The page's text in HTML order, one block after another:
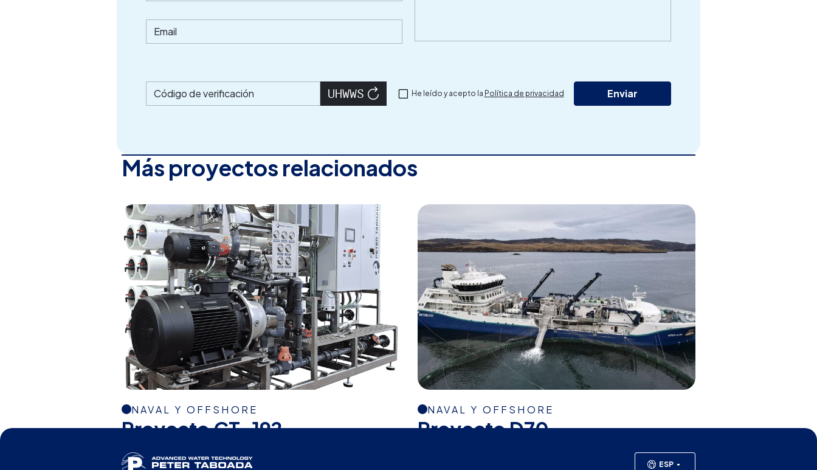
Email
Código de verificación He leído y acepto la Política de privacidad
Más proyectos relacionados
NAVAL Y OFFSHORE
Proyecto CT-192
NAVAL Y OFFSHORE
Proyecto D70
ESP